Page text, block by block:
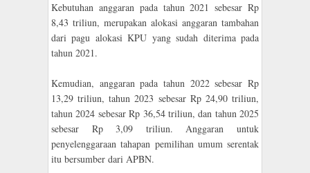
Kebutuhan anggaran pada tahun 2021 sebesar Rp
8,43 triliun, merupakan alokasi anggaran tambahan
dari pagu alokasi KPU yang sudah diterima pada
tahun 2021.
Kemudian, anggaran pada tahun 2022 sebesar Rp
13,29 triliun, tahun 2023 sebesar Rp 24,90 triliun,
tahun 2024 sebesar Rp 36,54 triliun, dan tahun 2025
sebesar Rp 3,09 triliun. Anggaran untuk
penyelenggaraan tahapan pemilihan umum serentak
itu bersumber dari APBN.